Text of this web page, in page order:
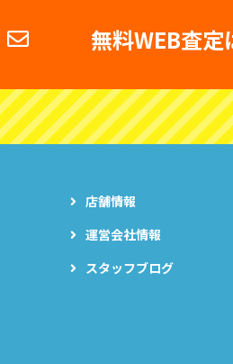
無料WEB査定
店舗情報
運営会社情報
スタッフブログ